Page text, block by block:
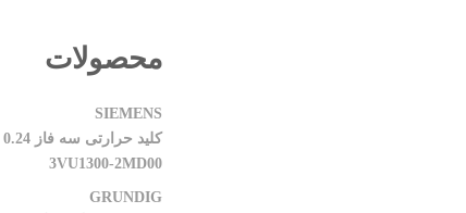
محصولات
SIEMENS
کلید حرارتی سه فاز 0.24 تا 0.4A
3VU1300-2MD00
GRUNDIG